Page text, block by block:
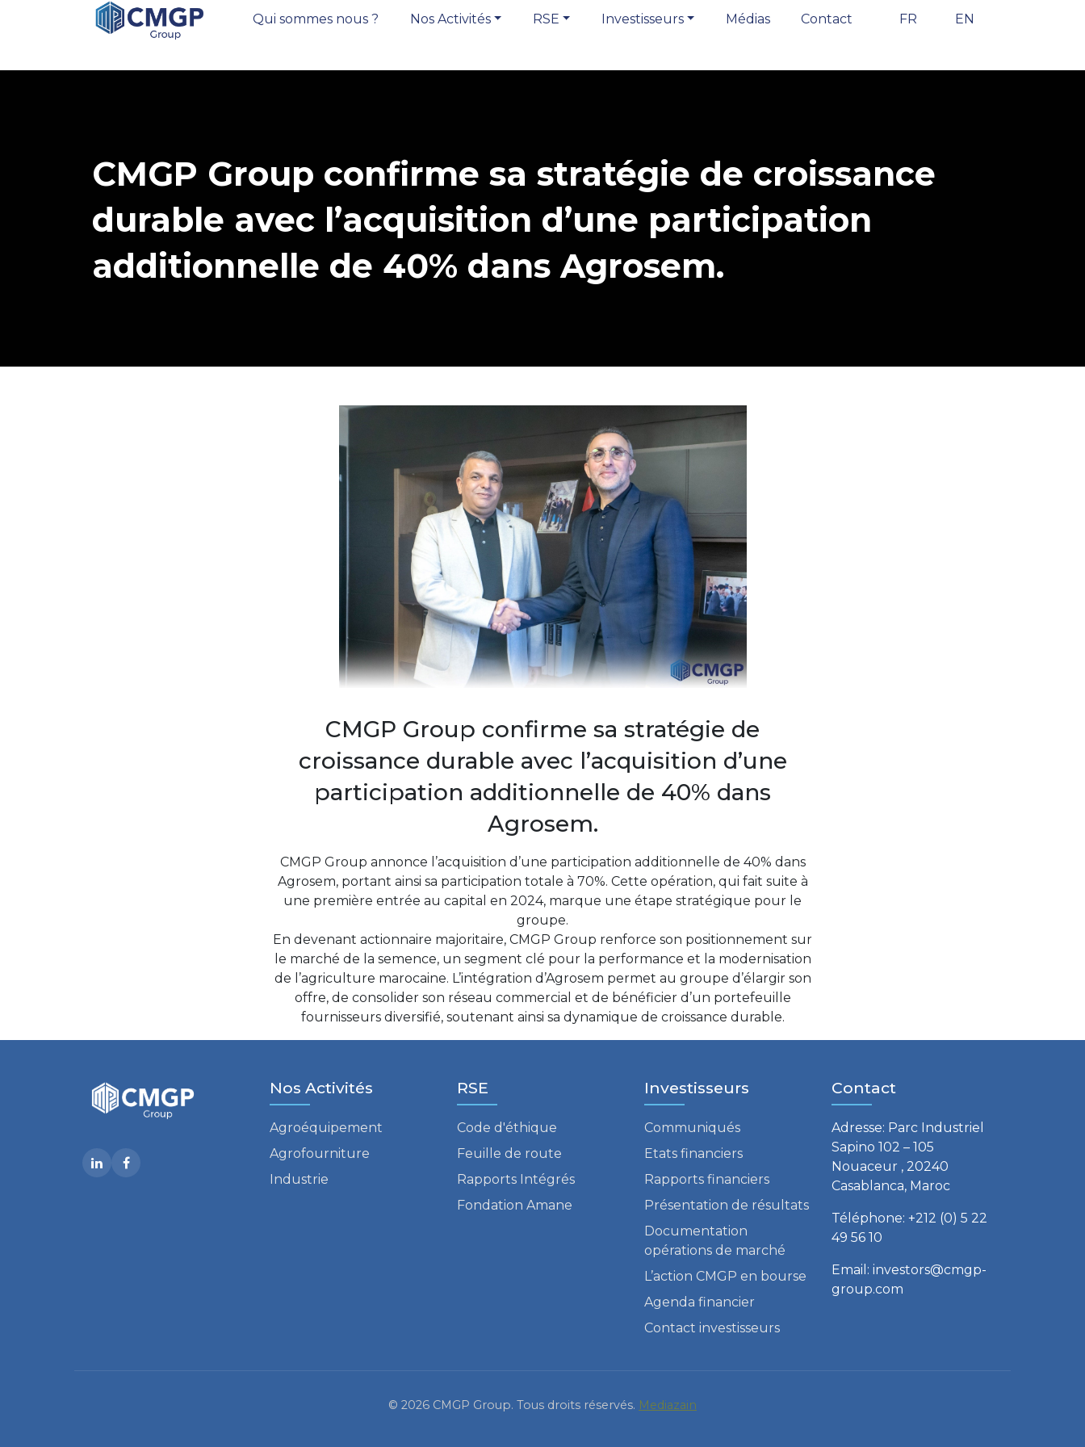
Qui sommes nous ? Nos Activités RSE Investisseurs Médias Contact FR EN
CMGP Group confirme sa stratégie de croissance
durable avec l’acquisition d’une participation
additionnelle de 40% dans Agrosem.
CMGP Group confirme sa stratégie de
croissance durable avec l’acquisition d’une
participation additionnelle de 40% dans
Agrosem.
CMGP Group annonce l’acquisition d’une participation additionnelle de 40% dans
Agrosem, portant ainsi sa participation totale à 70%. Cette opération, qui fait suite à
une première entrée au capital en 2024, marque une étape stratégique pour le
groupe.
En devenant actionnaire majoritaire, CMGP Group renforce son positionnement sur
le marché de la semence, un segment clé pour la performance et la modernisation
de l’agriculture marocaine. L’intégration d’Agrosem permet au groupe d’élargir son
offre, de consolider son réseau commercial et de bénéficier d’un portefeuille
fournisseurs diversifié, soutenant ainsi sa dynamique de croissance durable.
Nos Activités
Agroéquipement
Agrofourniture
Industrie
RSE
Code d'éthique
Feuille de route
Rapports Intégrés
Fondation Amane
Investisseurs
Communiqués
Etats financiers
Rapports financiers
Présentation de résultats
Documentation
opérations de marché
L’action CMGP en bourse
Agenda financier
Contact investisseurs
Contact
Adresse: Parc Industriel
Sapino 102 – 105
Nouaceur , 20240
Casablanca, Maroc
Téléphone: +212 (0) 5 22
49 56 10
Email: investors@cmgp-
group.com
© 2026 CMGP Group. Tous droits réservés. Mediazain